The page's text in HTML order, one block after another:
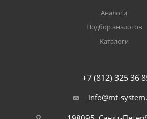
Аналоги
Подбор аналогов
Каталоги
+7 (812) 325 36
info@mt-